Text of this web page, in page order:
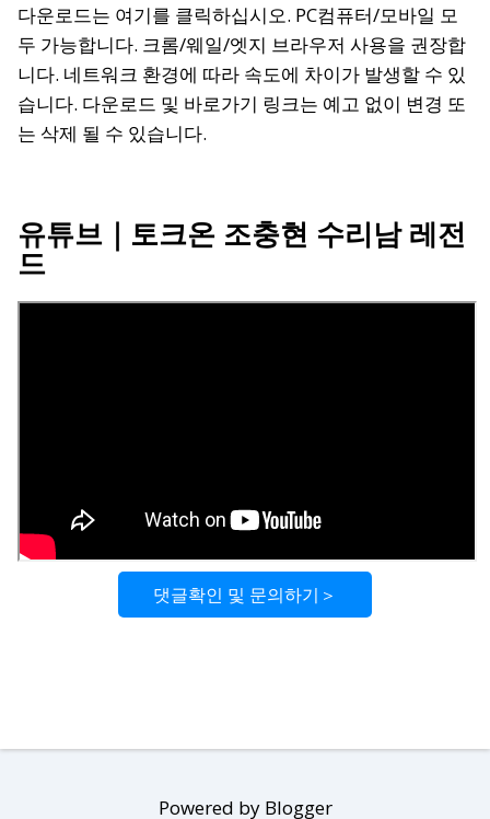
다운로드는 여기를 클릭하십시오. PC컴퓨터/모바일 모
두 가능합니다. 크롬/웨일/엣지 브라우저 사용을 권장합
니다. 네트워크 환경에 따라 속도에 차이가 발생할 수 있
습니다. 다운로드 및 바로가기 링크는 예고 없이 변경 또
는 삭제 될 수 있습니다.
유튜브 ｜토크온 조충현 수리남 레전
드
댓글확인 및 문의하기＞
Powered by Blogger